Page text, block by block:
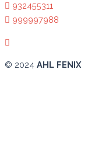
932455311
999997988
© 2024 AHL FENIX